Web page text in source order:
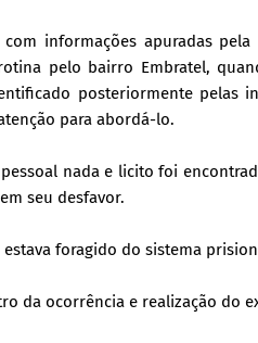
com informações apuradas
pelo bairro Embratel,
posteriormente pelas
para abordá-lo.
nada e licito foi
seu desfavor.
estava foragido do sistema
da ocorrência e realização do